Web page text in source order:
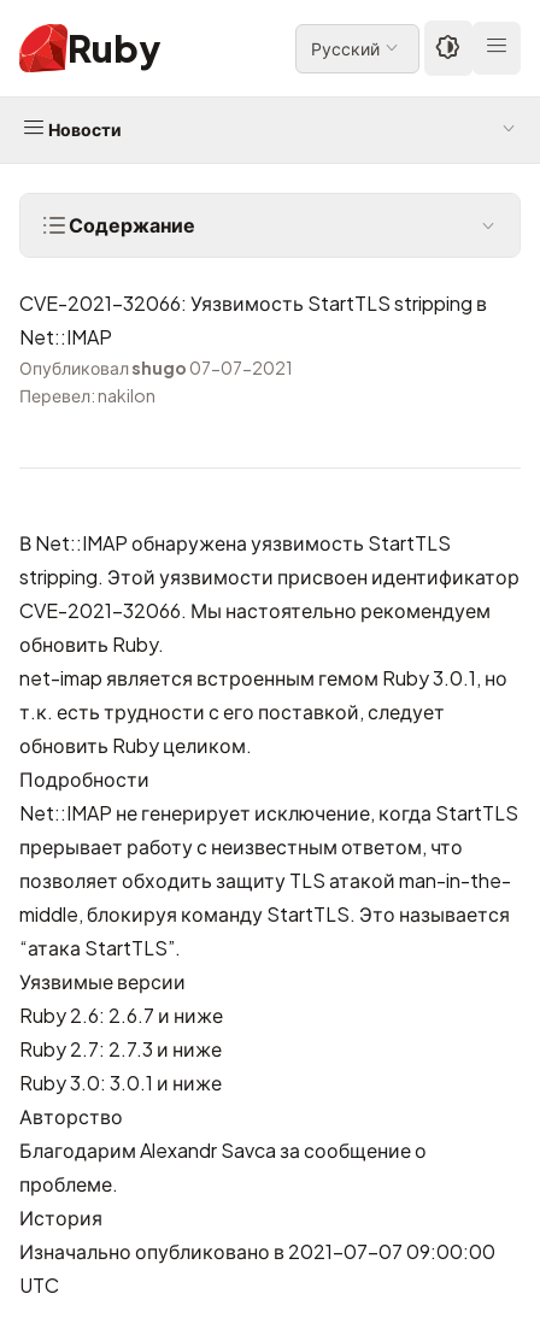
Ruby Русский
Новости
Содержание
CVE-2021-32066: Уязвимость StartTLS stripping в
Net::IMAP
Опубликовалshugo 07-07-2021
Перевел: nakilon
В Net::IMAP обнаружена уязвимость StartTLS
stripping. Этой уязвимости присвоен идентификатор
CVE-2021-32066. Мы настоятельно рекомендуем
обновить Ruby.
net-imap является встроенным гемом Ruby 3.0.1, но
т.к. есть трудности с его поставкой, следует
обновить Ruby целиком.
Подробности
Net::IMAP не генерирует исключение, когда StartTLS
прерывает работу с неизвестным ответом, что
позволяет обходить защиту TLS атакой man-in-the-
middle, блокируя команду StartTLS. Это называется
“атака StartTLS”.
Уязвимые версии
Ruby 2.6: 2.6.7 и ниже
Ruby 2.7: 2.7.3 и ниже
Ruby 3.0: 3.0.1 и ниже
Авторство
БлагодаримAlexandr Savcaза сообщение о
проблеме.
История
Изначально опубликовано в 2021-07-07 09:00:00
UTC